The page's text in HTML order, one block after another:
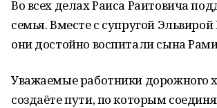
Во всех делах Раиса Раитовича
семья. Вместе с супругой
они достойно воспитали сына
Уважаемые работники дорожного
создаёте пути, по которым